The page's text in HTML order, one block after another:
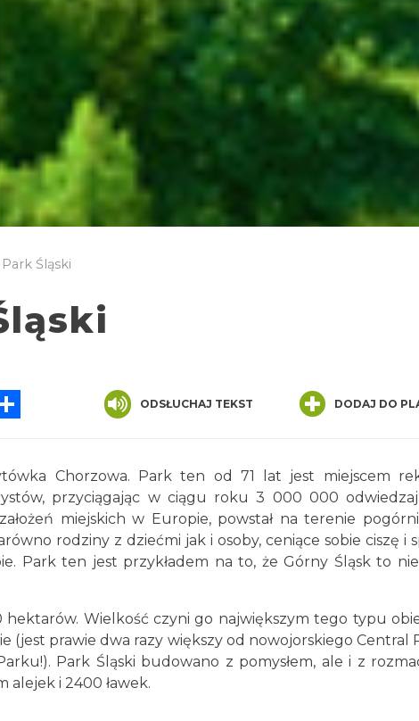
Śląski
ODSŁUCHAJ TEKST DODAJ DO
Chorzowa. Park ten od 71 lat jest miejscem
przyciągając w ciągu roku 3 000 000
miejskich w Europie, powstał na terenie
rodziny z dziećmi jak i osoby, ceniące sobie ciszę i
Park ten jest przykładem na to, że Górny Śląsk to
hektarów. Wielkość czyni go największym tego typu
(jest prawie dwa razy większy od nowojorskiego Central
Park Śląski budowano z pomysłem, ale i z
alejek i 2400 ławek.